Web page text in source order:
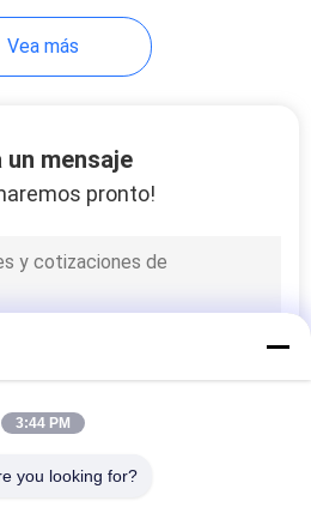
control
Vea más
un mensaje
pronto!
3:44 PM
you looking for?